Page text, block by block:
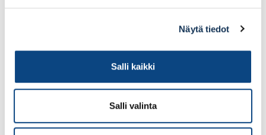
Näytä tiedot
Salli kaikki
Salli valinta